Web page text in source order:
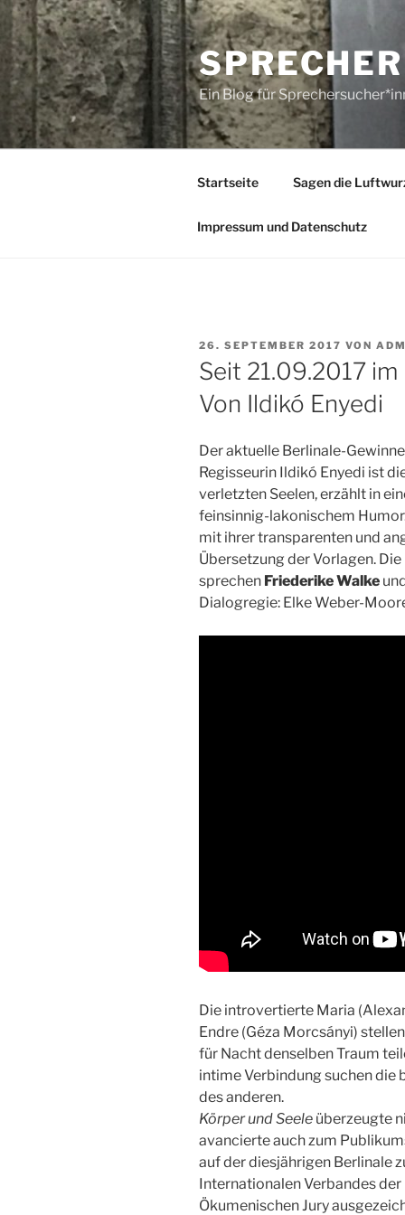
Zum
Inhalt
springen
Ein Blog für
Startseite Sagen die
Impressum und Datenschutz
VERÖFFENTLICHT
AM
26. SEPTEMBER 2017 VON
Seit 21.09.2017
Von Ildikó Enyedi
Der aktuelle Berlinale-
Regisseurin Ildikó Enyedi ist
verletzten Seelen, erzählt in
feinsinnig-lakonischem
mit ihrer transparenten und
Übersetzung der Vorlagen.
sprechen Friederike Walke
Dialogregie: Elke Weber-
Die introvertierte Maria
Endre (Géza Morcsányi)
für Nacht denselben Traum
intime Verbindung suchen die
des anderen.
Körper und Seele überzeugte
avancierte auch zum
auf der diesjährigen Berlinale
Internationalen Verbandes
Ökumenischen Jury